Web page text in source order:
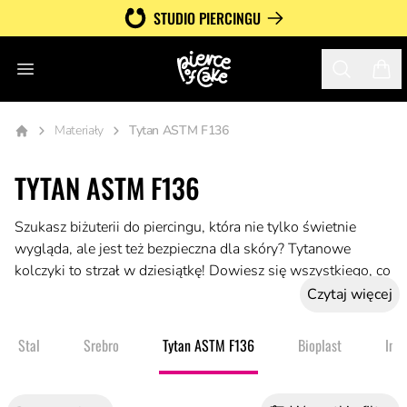
STUDIO PIERCINGU
Otwórz menu
Materiały Tytan ASTM F136
TYTAN ASTM F136
Szukasz biżuterii do piercingu, która nie tylko świetnie
wygląda, ale jest też bezpieczna dla skóry? Tytanowe
kolczyki to strzał w dziesiątkę! Dowiesz się wszystkiego, co
musisz wiedzieć o tej wyjątkowej biżuterii – dlaczego warto
do swojego stylu i potrzeb.Tytan to hipoalergiczny materiał,
który nie zawiera niklu, dlatego jest perfekcyjnym wyborem
dla osób z wrażliwą skórą. Co więcej, jest ultra lekki –
nosząc kolczyki tytanowe, praktycznie nie czujesz, że masz
Czytaj więcej
Stal Srebro Tytan ASTM F136 Bioplast